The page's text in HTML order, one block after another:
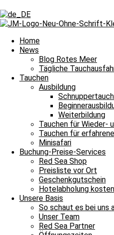
Home
News
Blog Rotes Meer
Tägliche
Tauchen
Ausbildung
Weiterbildung
Tauchen für Wieder-
Tauchen für
Minisafari
Buchung-Preise-Services
Red Sea Shop
Preisliste vor Ort
Geschenkgutschein
Hotelabholung
Unsere Basis
So schaut es bei uns
Unser Team
Red Sea Partner
Schlagwort: Clean Up
Schlagwort: Clean Up
Tägliche Tauchausfahrten
Erst Leo bewundern und
Bitte einmal aktualisieren, um den
Weiterlesen »
14. Juli 2026Keine Kommentare
Tägliche Tauchausfahrten
Unsere Welt – wie sie uns
Bitte einmal aktualisieren, um den
Weiterlesen »
13. Juli 2026Keine Kommentare
Tägliche Tauchausfahrten